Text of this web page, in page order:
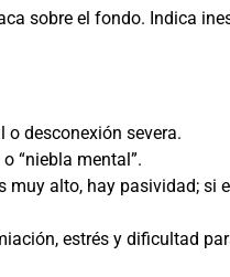
sobre el fondo. Indica
desconexión severa.
“niebla mental”.
muy alto, hay pasividad; si
estrés y dificultad